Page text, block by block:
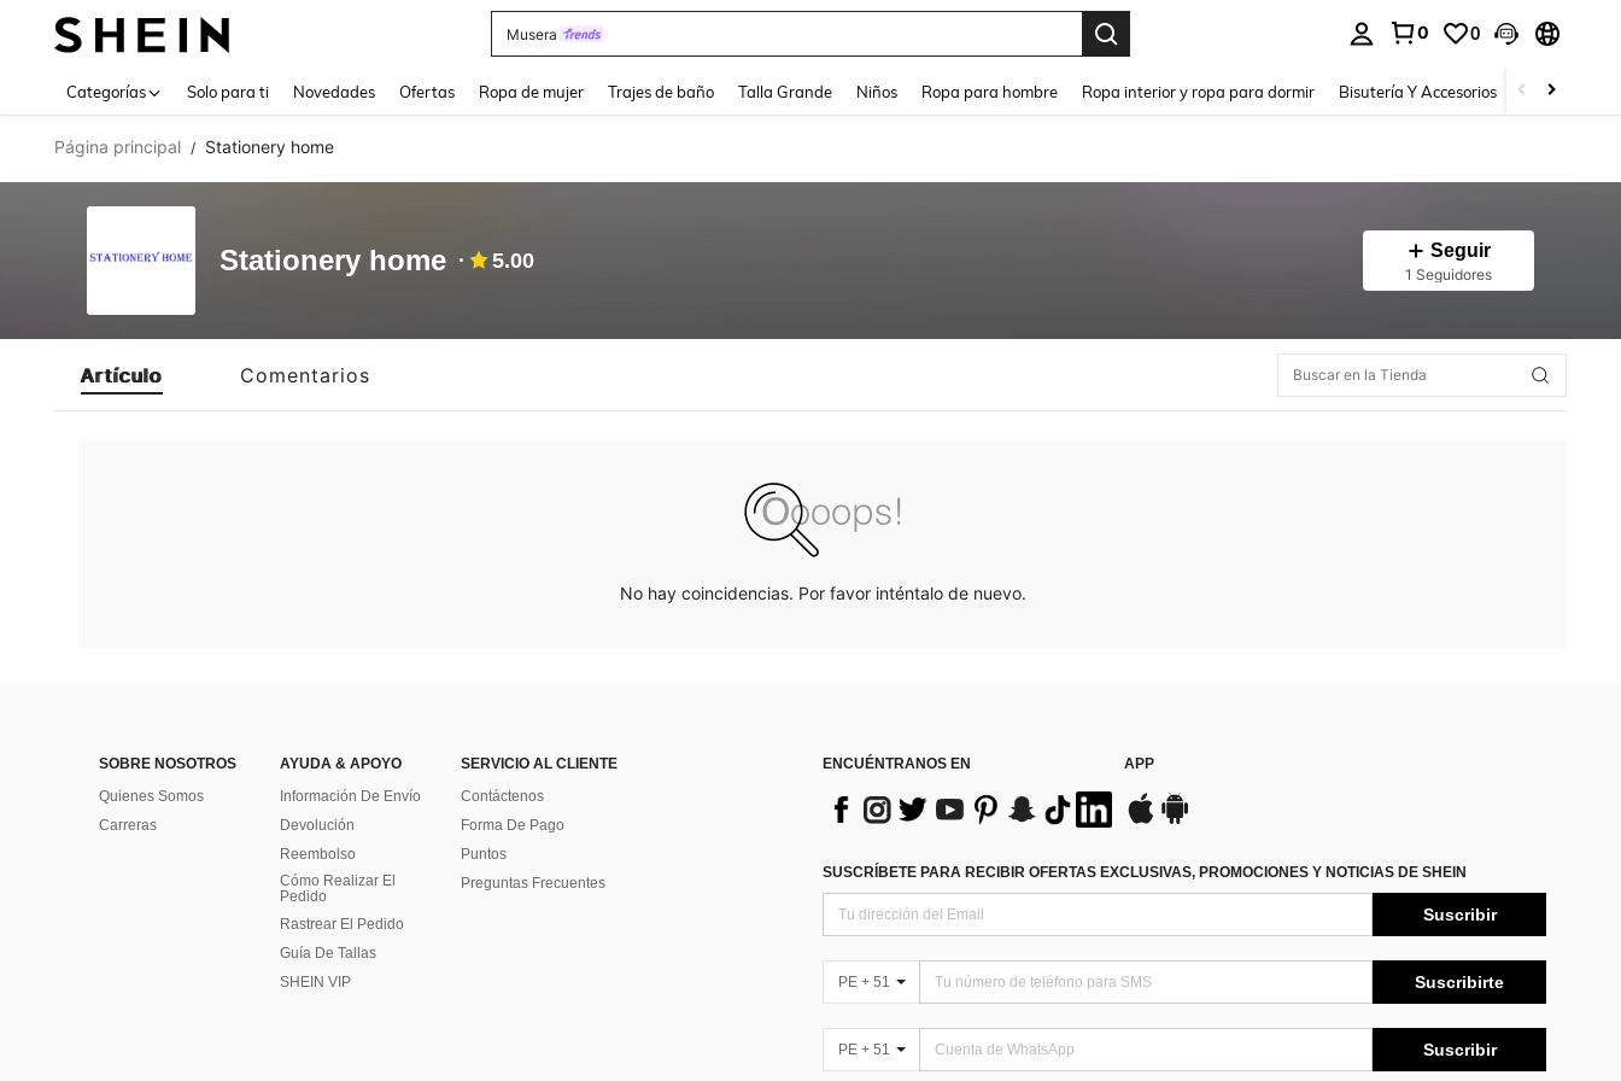
Musera
0 0
Categorías Solo para ti Novedades Ofertas Ropa de mujer Trajes de baño Talla Grande Niños Ropa para hombre Ropa interior y ropa para dormir Bisutería Y Accesorios Zapatos
Página principal / Stationery home
Stationery home 5.00 Seguir
1 Seguidores
Artículo Comentarios
No hay coincidencias. Por favor inténtalo de nuevo.
SOBRE NOSOTROS
Quienes Somos
Carreras
AYUDA & APOYO
Información De Envío
Devolución
Reembolso
Cómo Realizar El
Pedido
Rastrear El Pedido
Guía De Tallas
SHEIN VIP
SERVICIO AL CLIENTE
Contáctenos
Forma De Pago
Puntos
Preguntas Frecuentes
ENCUÉNTRANOS EN APP
SUSCRÍBETE PARA RECIBIR OFERTAS EXCLUSIVAS, PROMOCIONES Y NOTICIAS DE SHEIN
Suscribir
PE + 51 Suscribirte
PE + 51 Suscribir